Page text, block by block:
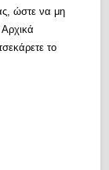
ώστε να μη
το